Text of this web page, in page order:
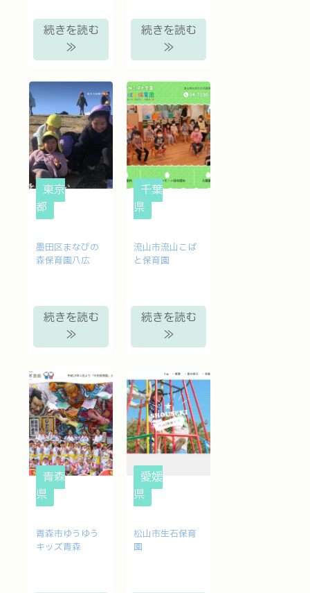
続きを読む
≫
続きを読む
≫
東京
都
墨田区まなびの
森保育園八広
続きを読む
≫
千葉
県
流山市流山こば
と保育園
続きを読む
≫
青森
県
青森市ゆうゆう
キッズ青森
愛媛
県
松山市生石保育
園